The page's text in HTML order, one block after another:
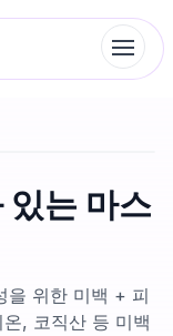
는 마스
을 위한 미백 + 피
, 코직산 등 미백